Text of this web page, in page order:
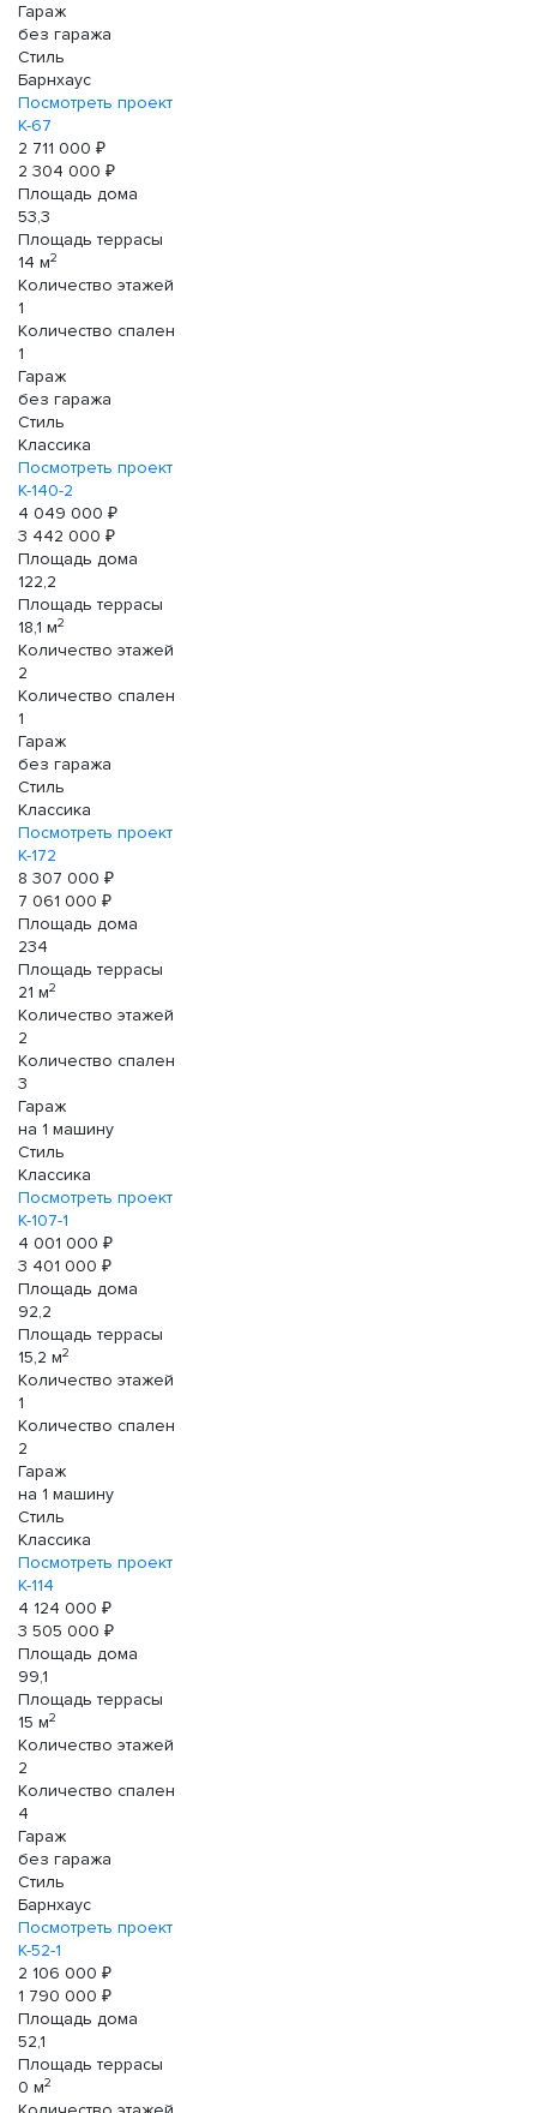
Гараж
без гаража
Стиль
Барнхаус
Посмотреть проект
К-67
2 711 000 ₽
2 304 000 ₽
Площадь дома
53,3
Площадь террасы
14 м2
Количество этажей
1
Количество спален
1
Гараж
без гаража
Стиль
Классика
Посмотреть проект
К-140-2
4 049 000 ₽
3 442 000 ₽
Площадь дома
122,2
Площадь террасы
18,1 м2
Количество этажей
2
Количество спален
1
Гараж
без гаража
Стиль
Классика
Посмотреть проект
К-172
8 307 000 ₽
7 061 000 ₽
Площадь дома
234
Площадь террасы
21 м2
Количество этажей
2
Количество спален
3
Гараж
на 1 машину
Стиль
Классика
Посмотреть проект
К-107-1
4 001 000 ₽
3 401 000 ₽
Площадь дома
92,2
Площадь террасы
15,2 м2
Количество этажей
1
Количество спален
2
Гараж
на 1 машину
Стиль
Классика
Посмотреть проект
К-114
4 124 000 ₽
3 505 000 ₽
Площадь дома
99,1
Площадь террасы
15 м2
Количество этажей
2
Количество спален
4
Гараж
без гаража
Стиль
Барнхаус
Посмотреть проект
К-52-1
2 106 000 ₽
1 790 000 ₽
Площадь дома
52,1
Площадь террасы
0 м2